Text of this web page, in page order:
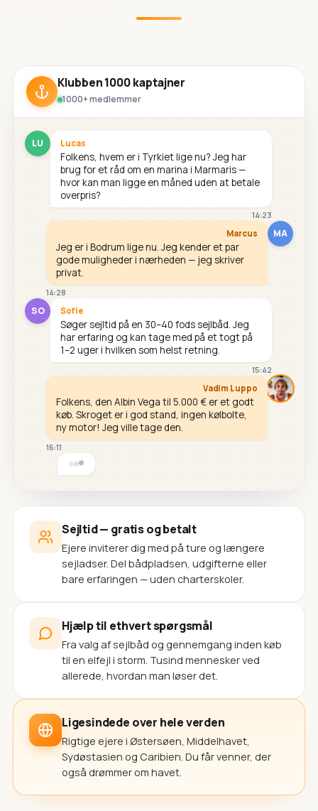
Klubben 1000 kaptajner
1000+ medlemmer
LU Lucas
Folkens, hvem er i Tyrkiet lige nu? Jeg har
brug for et råd om en marina i Marmaris —
hvor kan man ligge en måned uden at betale
overpris?
14:23
MA
Marcus
Jeg er i Bodrum lige nu. Jeg kender et par
gode muligheder i nærheden — jeg skriver
privat.
14:28
SO Sofie
Søger sejltid på en 30–40 fods sejlbåd. Jeg
har erfaring og kan tage med på et togt på
1–2 uger i hvilken som helst retning.
15:42
Vadim Luppo
Folkens, den Albin Vega til 5.000 € er et godt
køb. Skroget er i god stand, ingen kølbolte,
ny motor! Jeg ville tage den.
16:11
Sejltid — gratis og betalt
Ejere inviterer dig med på ture og længere
sejladser. Del bådpladsen, udgifterne eller
bare erfaringen — uden charterskoler.
Hjælp til ethvert spørgsmål
Fra valg af sejlbåd og gennemgang inden køb
til en elfejl i storm. Tusind mennesker ved
allerede, hvordan man løser det.
Ligesindede over hele verden
Rigtige ejere i Østersøen, Middelhavet,
Sydøstasien og Caribien. Du får venner, der
også drømmer om havet.